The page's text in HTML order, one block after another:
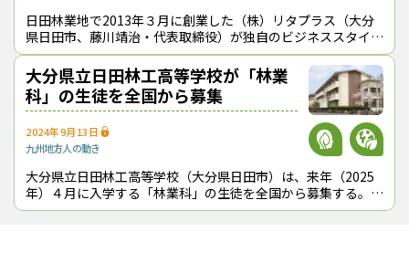
日田林業地で2013年３月に創業した（株）リタプラス（大分
県日田市、藤川靖治・代表取締役）が独自のビジネススタイル
に磨きをかけながら事業領域を広げている。現代社会にはびこ
る利己主義とは対極にある「利他
大分県立日田林工高等学校が「林業
科」の生徒を全国から募集
2024年9月13日
九州地方人の動き
大分県立日田林工高等学校（大分県日田市）は、来年（2025
年）４月に入学する「林業科」の生徒を全国から募集する。同
市の椋野美智子市長が８月30日の定例記者会見で明らかにし